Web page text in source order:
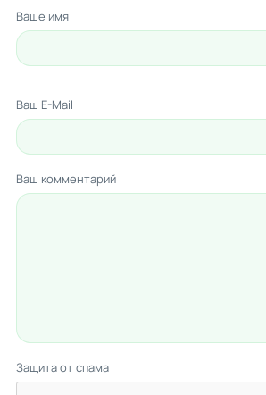
Ваше имя
Ваш E-Mail
Ваш комментарий
Защита от спама